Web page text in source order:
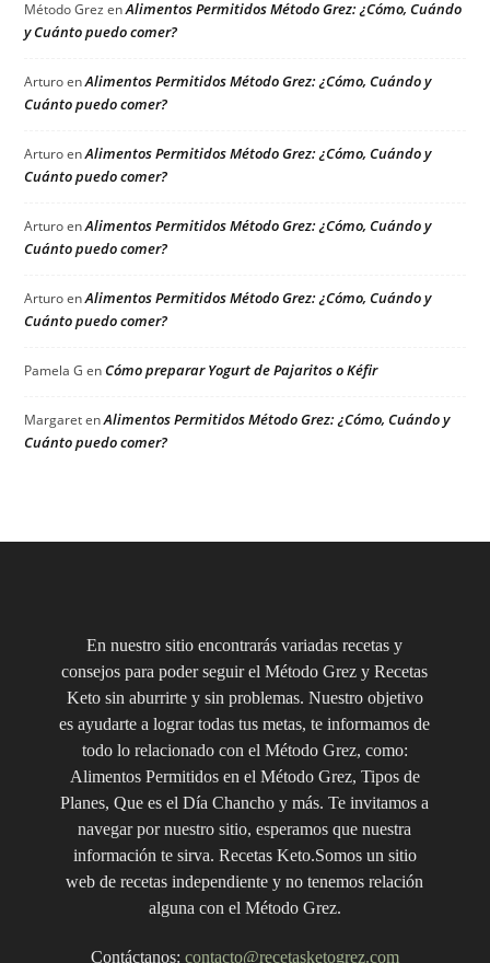
Método Grez enAlimentos Permitidos Método Grez: ¿Cómo, Cuándo
y Cuánto puedo comer?
ArturoenAlimentos Permitidos Método Grez: ¿Cómo, Cuándo y
Cuánto puedo comer?
ArturoenAlimentos Permitidos Método Grez: ¿Cómo, Cuándo y
Cuánto puedo comer?
ArturoenAlimentos Permitidos Método Grez: ¿Cómo, Cuándo y
Cuánto puedo comer?
ArturoenAlimentos Permitidos Método Grez: ¿Cómo, Cuándo y
Cuánto puedo comer?
Pamela G enCómo preparar Yogurt de Pajaritos o Kéfir
MargaretenAlimentos Permitidos Método Grez: ¿Cómo, Cuándo y
Cuánto puedo comer?
En nuestro sitio encontrarás variadas recetas y
consejos para poder seguir el Método Grez y Recetas
Keto sin aburrirte y sin problemas. Nuestro objetivo
es ayudarte a lograr todas tus metas, te informamos de
todo lo relacionado con el Método Grez, como:
Alimentos Permitidos en el Método Grez, Tipos de
Planes, Que es el Día Chancho y más. Te invitamos a
navegar por nuestro sitio, esperamos que nuestra
información te sirva. Recetas Keto.Somos un sitio
web de recetas independiente y no tenemos relación
alguna con el Método Grez.
Contáctanos: contacto@recetasketogrez.com